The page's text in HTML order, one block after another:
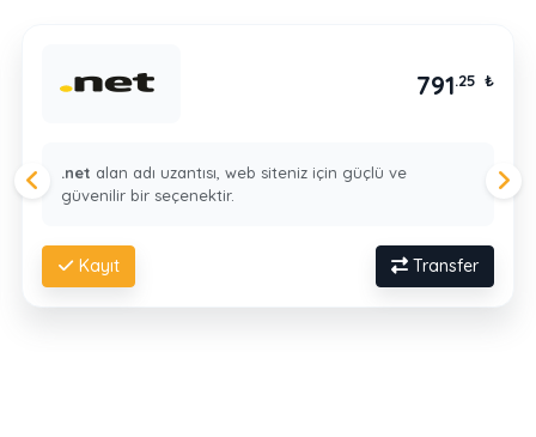
749.47 ₺
.org alan adı uzantısı, web siteniz için güçlü ve
güvenilir bir seçenektir.
Kayıt Transfer